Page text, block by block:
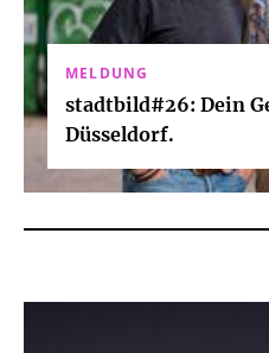
MELDUNG
stadtbild#26: Dein
Düsseldorf.